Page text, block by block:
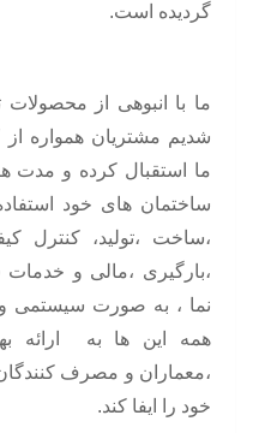
گردیده است.
ما با انبوهی از
شدیم مشتریان همواره
ما استقبال کرده و مدت
ساختمان های خود
،ساخت ،تولید، کنترل
،بارگیری ،مالی و
نما ، به صورت سیستمی
همه این ها به ارائه
،معماران و مصرف
خود را ایفا کند.